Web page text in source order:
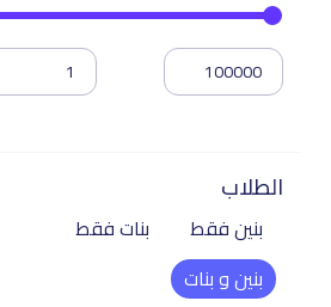
الطلاب
بنين فقط
بنات فقط
بنين و بنات